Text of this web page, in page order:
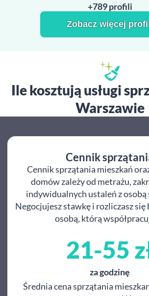
+789 profili
Zobacz więcej
Ile kosztują usługi
Warszawie
Cennik
Cennik sprzątania mieszkań
domów zależy od metrażu,
indywidualnych ustaleń z osobą
Negocjujesz stawkę i rozliczasz się
osobą, którą
21-55
za godzinę
Średnia cena sprzątania